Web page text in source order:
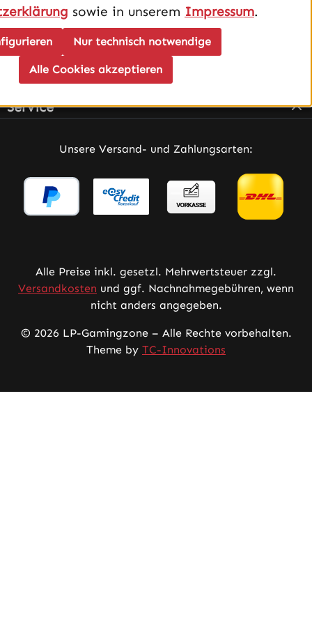
Infos
Service
Unsere Versand- und Zahlungsarten:
Alle Preise inkl. gesetzl. Mehrwertsteuer zzgl.
Versandkosten und ggf. Nachnahmegebühren, wenn
nicht anders angegeben.
© 2026 LP-Gamingzone – Alle Rechte vorbehalten.
Theme by TC-Innovations
sowie in unserem Impressum.
Nur technisch notwendige
Alle Cookies akzeptieren